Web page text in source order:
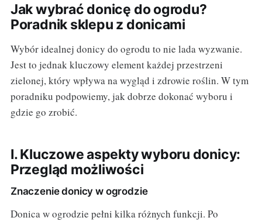
Jak wybrać donicę do ogrodu?
Poradnik sklepu z donicami
Wybór idealnej donicy do ogrodu to nie lada wyzwanie.
Jest to jednak kluczowy element każdej przestrzeni
zielonej, który wpływa na wygląd i zdrowie roślin. W tym
poradniku podpowiemy, jak dobrze dokonać wyboru i
gdzie go zrobić.
I. Kluczowe aspekty wyboru donicy:
Przegląd możliwości
Znaczenie donicy w ogrodzie
Donica w ogrodzie pełni kilka różnych funkcji. Po